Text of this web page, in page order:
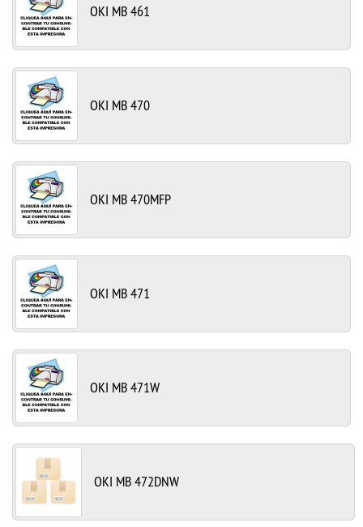
OKI MB 461
OKI MB 470
OKI MB 470MFP
OKI MB 471
OKI MB 471W
OKI MB 472DNW